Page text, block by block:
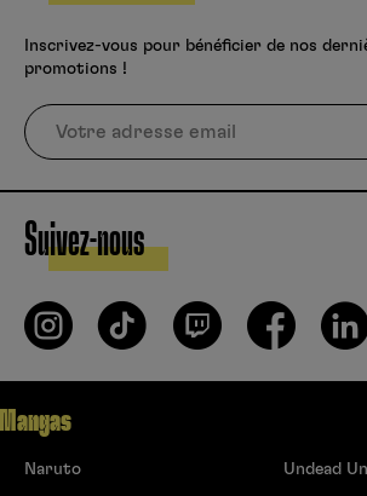
Inscrivez-vous pour bénéficier de nos
promotions !
Suivez-nous
Mangas
Naruto Undead